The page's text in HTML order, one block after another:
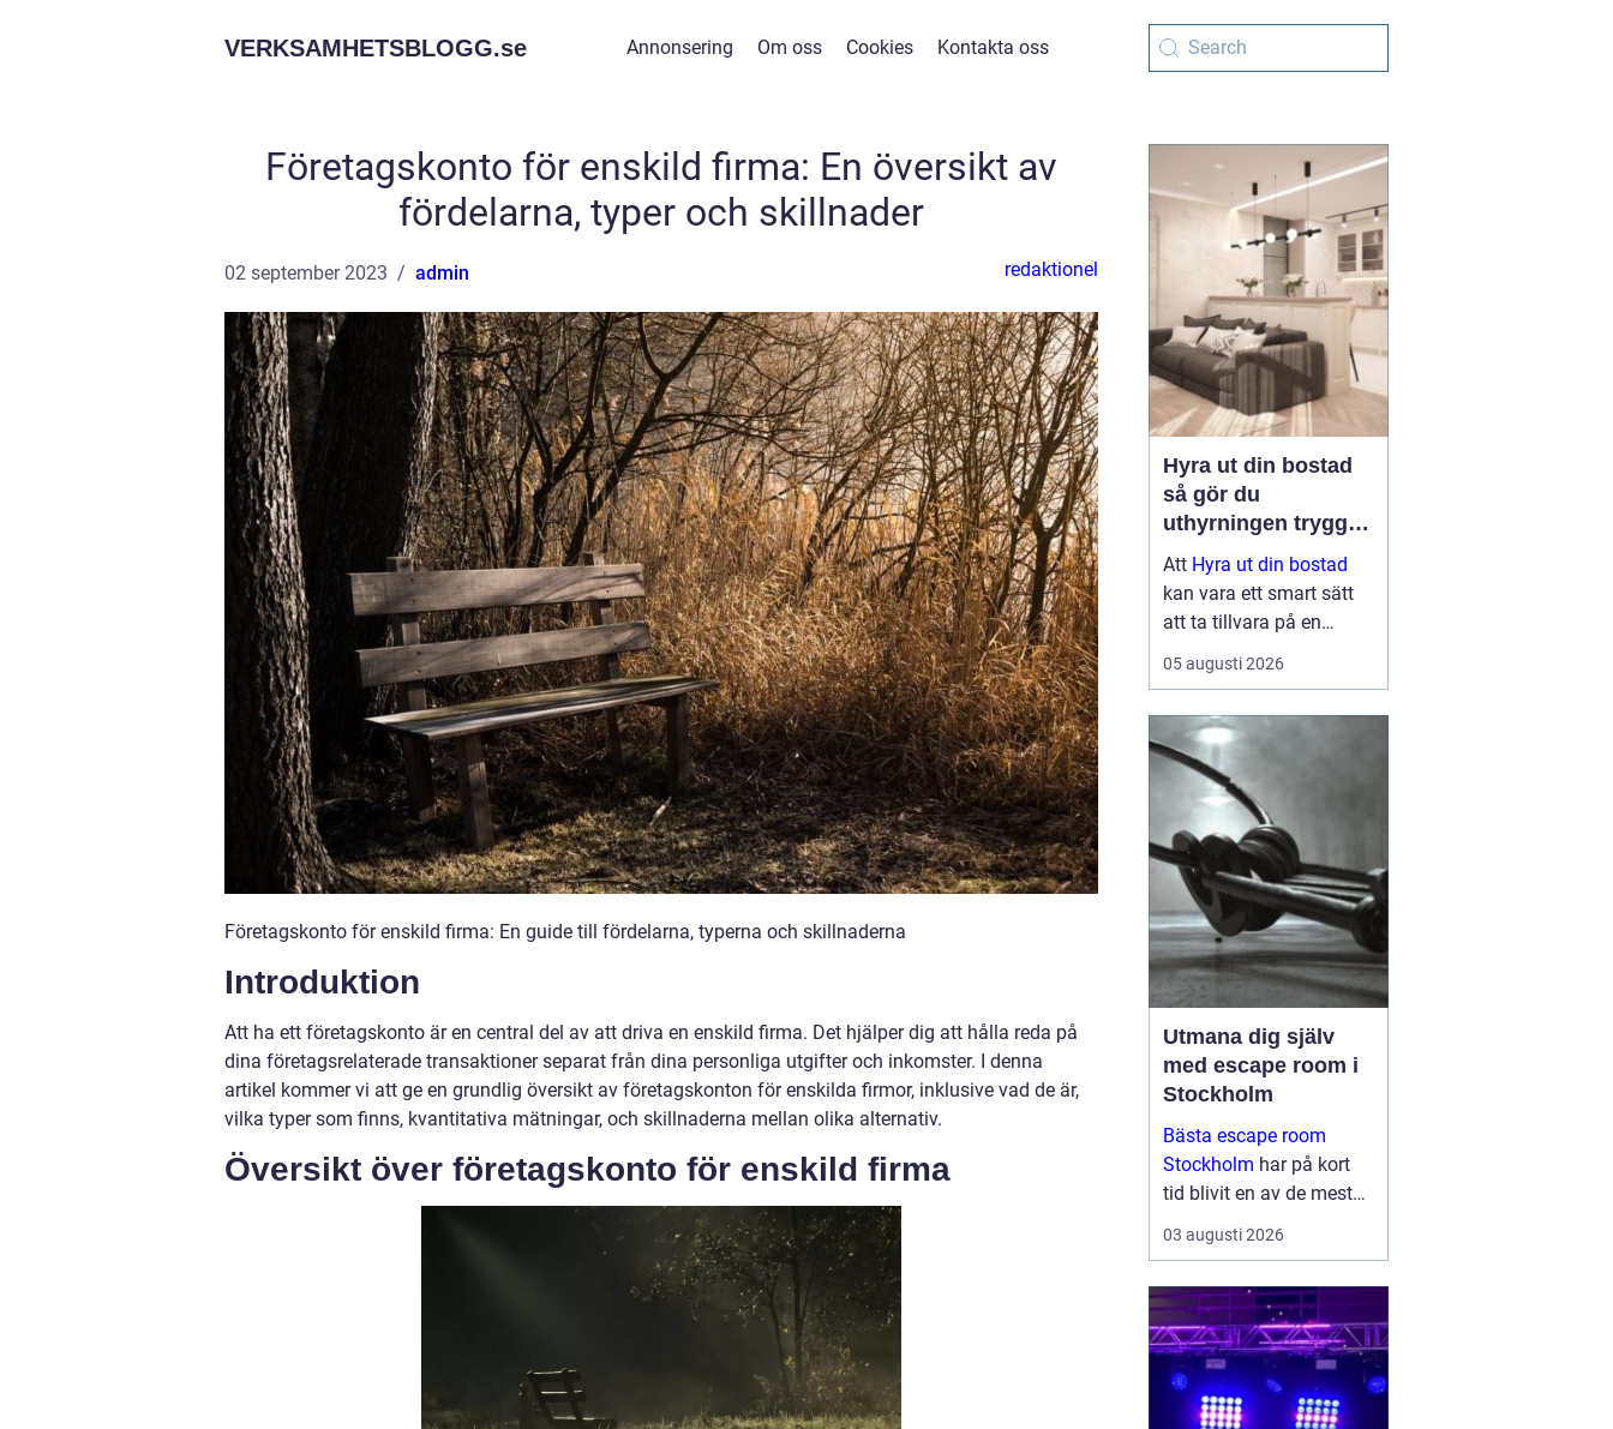
VERKSAMHETSBLOGG.se Annonsering Om oss Cookies Kontakta oss
Företagskonto för enskild firma: En översikt av
fördelarna, typer och skillnader
02 september 2023 admin redaktionel
Företagskonto för enskild firma: En guide till fördelarna, typerna och skillnaderna
Introduktion
Att ha ett företagskonto är en central del av att driva en enskild firma. Det hjälper dig att hålla reda på
dina företagsrelaterade transaktioner separat från dina personliga utgifter och inkomster. I denna
artikel kommer vi att ge en grundlig översikt av företagskonton för enskilda firmor, inklusive vad de är,
vilka typer som finns, kvantitativa mätningar, och skillnaderna mellan olika alternativ.
Översikt över företagskonto för enskild firma
Hyra ut din bostad
så gör du
uthyrningen trygg,
lönsam och smidig
Att Hyra ut din bostad
kan vara ett smart sätt
att ta tillvara på en
lägenhet eller villa som
står tom, till exempel
utlandsuppdrag, vid
samboskap eller medan
en ny bostad test...
05 augusti 2026
Utmana dig själv
med escape room i
Stockholm
Bästa escape room
Stockholm har på kort
tid blivit en av de mest
omtyckta aktiviteterna
för vänner, familjer och
något annor...
03 augusti 2026